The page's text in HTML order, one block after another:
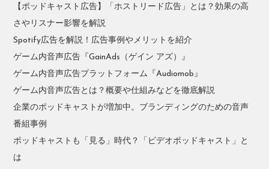
【ポッドキャスト広告】「ホストリード広告」とは？効果の高
さやリスナー影響を解説
Spotify広告を解説！広告事例やメリットを紹介
ゲーム内音声広告『GainAds（ゲイン アズ）』
ゲーム内音声広告プラットフォーム『Audiomob』
ゲーム内音声広告とは？概要や仕組みなどを徹底解説
企業のポッドキャストが増加中。ブランディングのための音声
番組事例
ポッドキャストも「見る」時代？「ビデオポッドキャスト」と
は